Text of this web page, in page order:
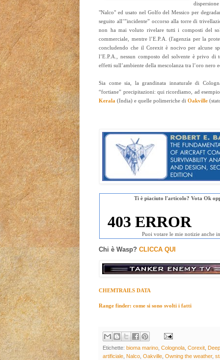
"Nalco" ed usato nel Golfo del Messico per
seguito all’”incidente” occorso alla torre di
non ha mai voluto rivelare tutti i composti del
commerciale, mentre l’E.P.A. (l'agenzia per la
concludendo che il Corexit è nocivo per alcune
l’E.P.A., nessun composto del solvente è privo di
effetti sull’ambiente della mescolanza tra l’oro nero
Sia come sia, la grandinata innaturale di
“fortiane” precipitazioni: qui ricordiamo, ad
Kerala (India) e quelle polimeriche diOakville
Ti è piaciuto l'articolo? Vota Ok
Puoi votare le mie notizie anche
Chi è Wasp? CLICCA QUI
CHEMTRAILS DATA
Range finder: come si sono svolti i fatti
Etichette:bioma marino ,Colognola ,Corexit
artificiale Nalco ,Oakville ,Owning the weather,